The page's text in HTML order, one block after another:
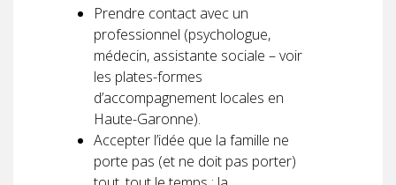
Prendre contact avec un
professionnel (psychologue,
médecin, assistante sociale – voir
les plates-formes
d’accompagnement locales en
Haute-Garonne).
Accepter l’idée que la famille ne
porte pas (et ne doit pas porter)